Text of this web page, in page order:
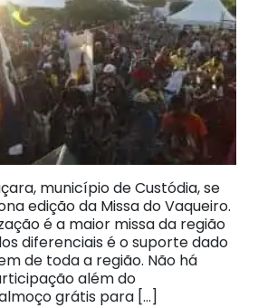
município de Custódia, se
edição da Missa do Vaqueiro.
é a maior missa da região
diferenciais é o suporte dado
de toda a região. Não há
além do
grátis para […]